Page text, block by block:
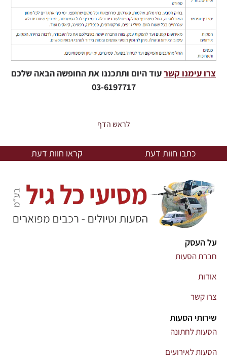
צרו עימנו קשרעוד היום ותתכננו את החופשה הבאה שלכם
03-6197717
לראש הדף
כתבו חוות דעת קראו חוות דעת
על העסק
חברת הסעות
אודות
צרו קשר
שירותי הסעות
הסעות לחתונה
הסעות לאירועים